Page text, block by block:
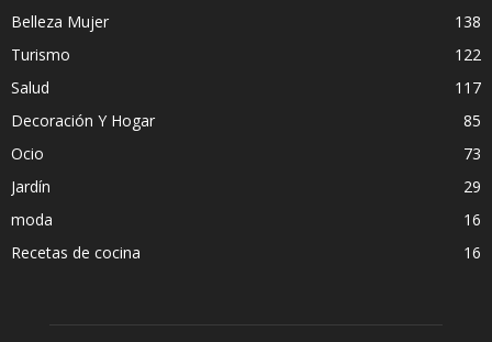
Belleza Mujer
138
Turismo
122
Salud
117
Decoración Y Hogar
85
Ocio
73
Jardín
29
moda
16
Recetas de cocina
16